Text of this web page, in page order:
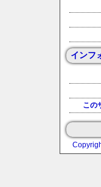
インフ
この